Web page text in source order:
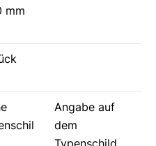
mm
Angabe auf
dem
Typenschild